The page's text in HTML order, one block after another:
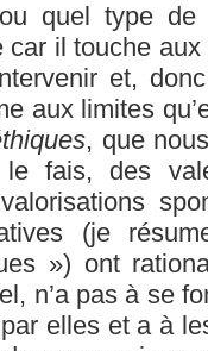
quel type
car il touche
et,
aux limites
, que
fais, des
(je
») ont
n’a pas à se
elles et a à